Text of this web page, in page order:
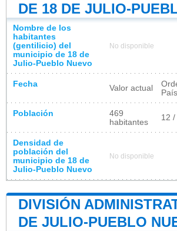
DE 18 DE JULIO-
Nombre de los
habitantes
(gentilicio) del
municipio de 18 de
Julio-Pueblo Nuevo
No disponible
Fecha Valor actual
País
Población
469
habitantes
12 /
Densidad de
población del
municipio de 18 de
Julio-Pueblo Nuevo
No disponible
DIVISIÓN
DE JULIO-PUEBLO